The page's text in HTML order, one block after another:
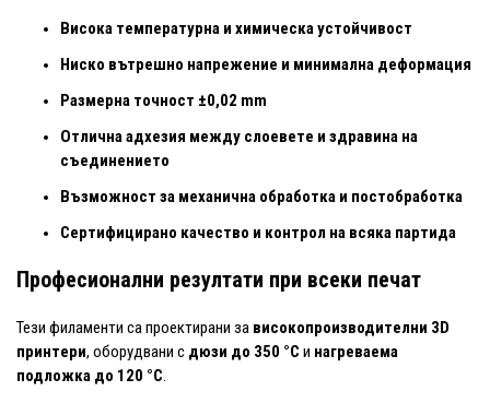
Висока температурна и химическа устойчивост
Ниско вътрешно напрежение и минимална деформация
Размерна точност ±0,02 mm
Отлична адхезия между слоевете и здравина на
съединението
Възможност за механична обработка и постобработка
Сертифицирано качество и контрол на всяка партида
Професионални резултати при всеки печат
Тези филаменти са проектирани за високопроизводителни 3D
принтери, оборудвани с дюзи до 350 °C и нагреваема
подложка до 120 °C.